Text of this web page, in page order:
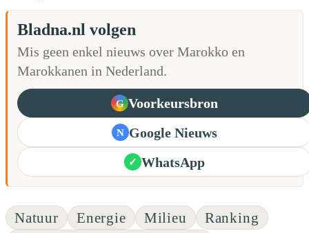
Bladna.nl volgen
Mis geen enkel nieuws over Marokko en
Marokkanen in Nederland.
G Voorkeursbron
N Google Nieuws
✓ WhatsApp
Natuur Energie Milieu
Ranking